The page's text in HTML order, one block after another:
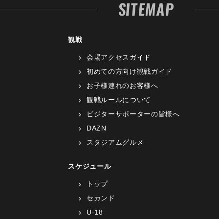
SITEMAP
観戦
会場アクセスガイド
初めての方向け観戦ガイド
お子様連れのお客様へ
観戦ルールについて
ビジターサポーターの皆様へ
DAZN
スタジアムグルメ
スケジュール
トップ
セカンド
U-18